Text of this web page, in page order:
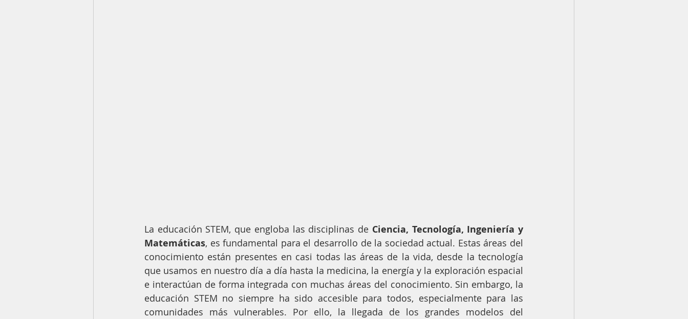
La educación STEM, que engloba las disciplinas de Ciencia, Tecnología, Ingeniería y
Matemáticas, es fundamental para el desarrollo de la sociedad actual. Estas áreas del
conocimiento están presentes en casi todas las áreas de la vida, desde la tecnología
que usamos en nuestro día a día hasta la medicina, la energía y la exploración espacial
e interactúan de forma integrada con muchas áreas del conocimiento. Sin embargo, la
educación STEM no siempre ha sido accesible para todos, especialmente para las
comunidades más vulnerables. Por ello, la llegada de los grandes modelos del